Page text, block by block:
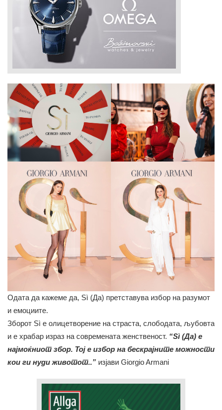
Одата да кажеме да, Sì (Да) претставува избор на разумот
и емоциите.
Зборот Sì е олицетворение на страста, слободата, љубовта
и е храбар израз на современата женственост. “Sì (Да) е
најмоќниот збор. Тој е избор на бескрајните можности
кои ги нуди животот..” изјави Giorgio Armani